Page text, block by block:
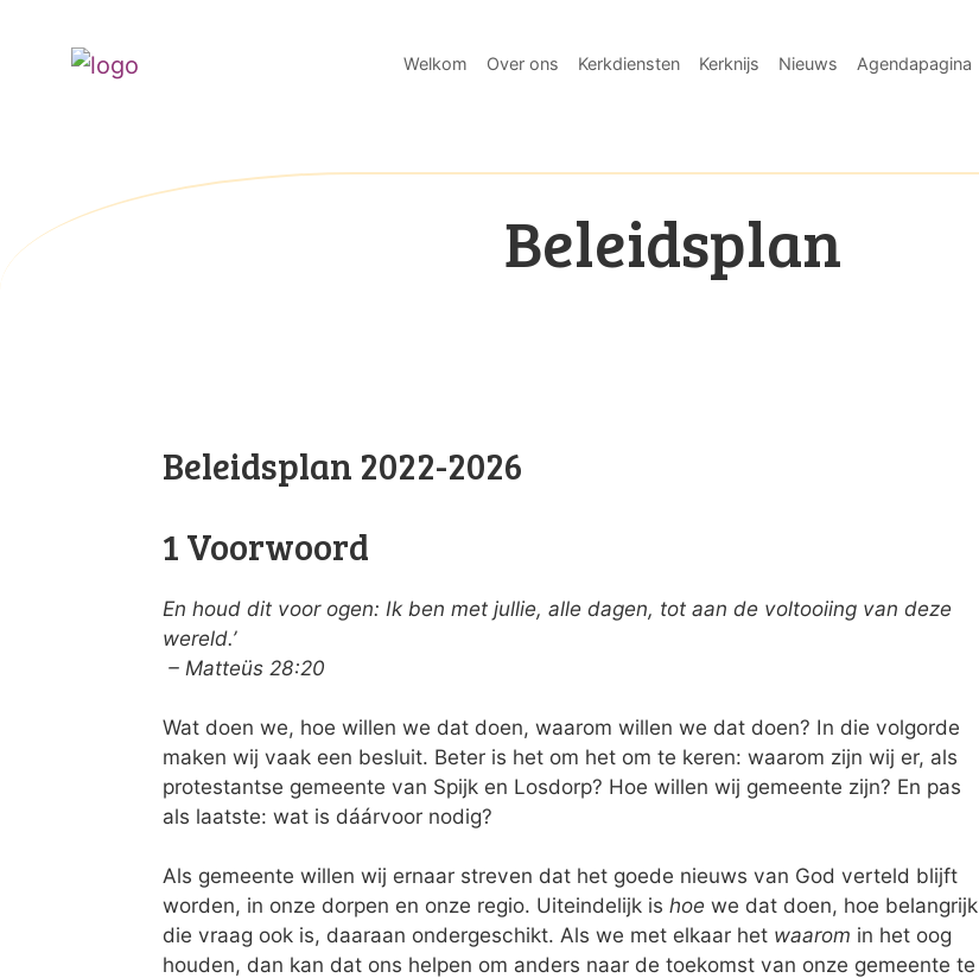
Welkom Over ons Kerkdiensten Kerknijs Nieuws Agendapagina
Beleidsplan
Beleidsplan 2022-2026
1 Voorwoord
En houd dit voor ogen: Ik ben met jullie, alle dagen, tot aan de voltooiing van deze
wereld.’
– Matteüs 28:20
Wat doen we, hoe willen we dat doen, waarom willen we dat doen? In die volgorde
maken wij vaak een besluit. Beter is het om het om te keren: waarom zijn wij er, als
protestantse gemeente van Spijk en Losdorp? Hoe willen wij gemeente zijn? En pas
als laatste: wat is dáárvoor nodig?
Als gemeente willen wij ernaar streven dat het goede nieuws van God verteld blijft
worden, in onze dorpen en onze regio. Uiteindelijk is hoe we dat doen, hoe belangrijk
die vraag ook is, daaraan ondergeschikt. Als we met elkaar het waarom in het oog
houden, dan kan dat ons helpen om anders naar de toekomst van onze gemeente te